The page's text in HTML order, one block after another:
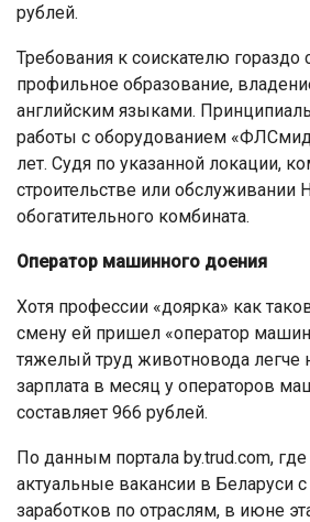
рублей.
Требования к соискателю
профильное образование,
английским языками.
работы с оборудованием
лет. Судя по указанной локации,
строительстве или обслуживании
обогатительного комбината.
Оператор машинного доения
Хотя профессии «доярка» как
смену ей пришел «оператор
тяжелый труд животновода легче
зарплата в месяц у операторов
составляет 966 рублей.
По данным портала by.trud.com,
актуальные вакансии в Беларуси
заработков по отраслям, в июне